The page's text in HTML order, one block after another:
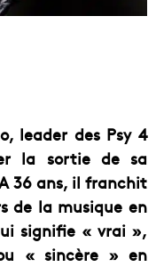
leader des Psy 4
la sortie de sa
36 ans, il franchit
de la musique en
signifie « vrai »,
« sincère » en